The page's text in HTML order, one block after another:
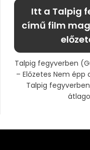
Itt a Talpig
című film
Talpig fegyverben
– Előzetes Nem épp
Talpig